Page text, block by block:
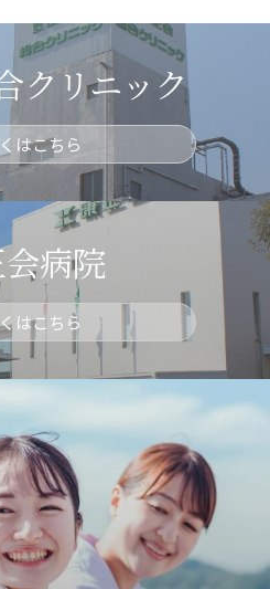
クリニック
はこちら
病院
はこちら